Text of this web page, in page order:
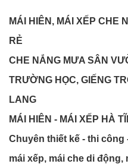
MÁI HIÊN, MÁI XẾP CHE
RẺ
CHE NẮNG MƯA SÂN
TRƯỜNG HỌC, GIẾNG
LANG
MÁI HIÊN - MÁI XẾP HÀ
Chuyên thiết kế - thi
mái xếp, mái che di động,